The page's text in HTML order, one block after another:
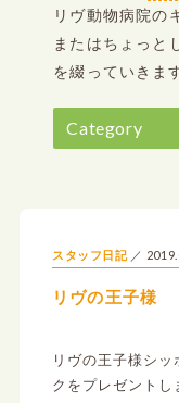
リヴ動物病院の
またはちょっと
を綴っていきま
Category
リヴの王子様
スタッフ日記
リヴの王子様シ
クをプレゼントし